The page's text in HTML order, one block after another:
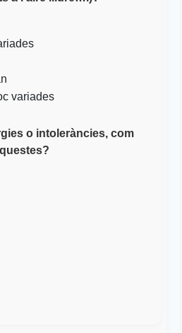
variades
o intoleràncies, com